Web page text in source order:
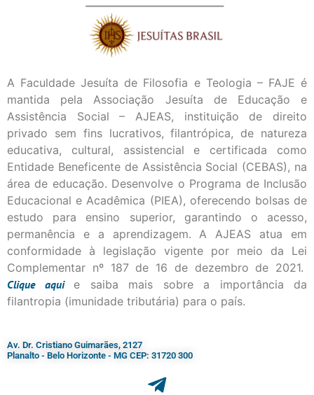
A Faculdade Jesuíta de Filosofia e Teologia – FAJE é
mantida pela Associação Jesuíta de Educação e
Assistência Social – AJEAS, instituição de direito
privado sem fins lucrativos, filantrópica, de natureza
educativa, cultural, assistencial e certificada como
Entidade Beneficente de Assistência Social (CEBAS), na
área de educação. Desenvolve o Programa de Inclusão
Educacional e Acadêmica (PIEA), oferecendo bolsas de
estudo para ensino superior, garantindo o acesso,
permanência e a aprendizagem. A AJEAS atua em
conformidade à legislação vigente por meio da Lei
Complementar nº 187 de 16 de dezembro de 2021.
Cliqueaqui
e saiba mais sobre a importância da
filantropia (imunidade tributária) para o país.
Av. Dr. Cristiano Guimarães, 2127
Planalto - Belo Horizonte - MG CEP: 31720 300